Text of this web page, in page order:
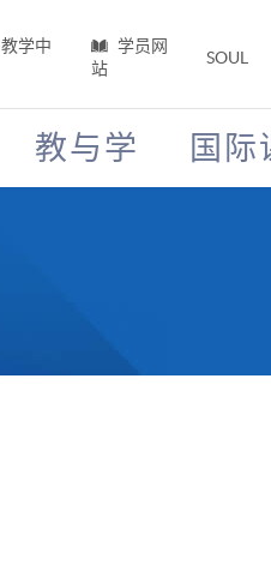
教学中
学员网
站
SOUL
教与学 国际